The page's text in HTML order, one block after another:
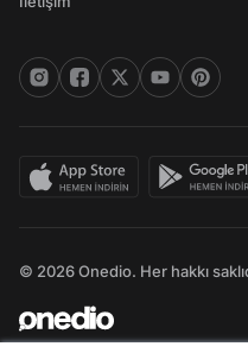
© 2026 Onedio. Her hakkı